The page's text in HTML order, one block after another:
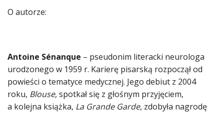
O autorze:
Antoine Sénanque – pseudonim literacki neurologa
urodzonego w 1959 r. Karierę pisarską rozpoczął od
powieści o tematyce medycznej. Jego debiut z 2004
roku, Blouse, spotkał się z głośnym przyjęciem,
a kolejna książka, La Grande Garde, zdobyła nagrodę